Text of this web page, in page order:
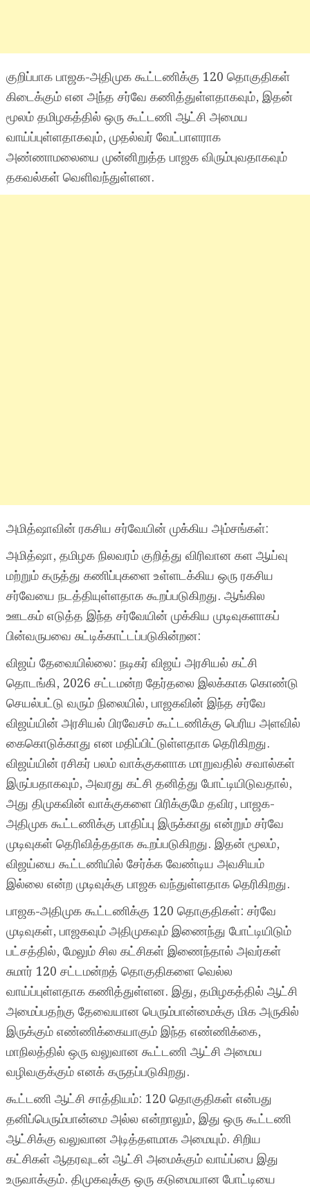
குறிப்பாக பாஜக-அதிமுக கூட்டணிக்கு 120 தொகுதிகள்
கிடைக்கும் என அந்த சர்வே கணித்துள்ளதாகவும், இதன்
மூலம் தமிழகத்தில் ஒரு கூட்டணி ஆட்சி அமைய
வாய்ப்புள்ளதாகவும், முதல்வர் வேட்பாளராக
அண்ணாமலையை முன்னிறுத்த பாஜக விரும்புவதாகவும்
தகவல்கள் வெளிவந்துள்ளன.
அமித்ஷாவின் ரகசிய சர்வேயின் முக்கிய அம்சங்கள்:
அமித்ஷா, தமிழக நிலவரம் குறித்து விரிவான கள ஆய்வு
மற்றும் கருத்து கணிப்புகளை உள்ளடக்கிய ஒரு ரகசிய
சர்வேயை நடத்தியுள்ளதாக கூறப்படுகிறது. ஆங்கில
ஊடகம் எடுத்த இந்த சர்வேயின் முக்கிய முடிவுகளாகப்
பின்வருபவை சுட்டிக்காட்டப்படுகின்றன:
விஜய் தேவையில்லை: நடிகர் விஜய் அரசியல் கட்சி
தொடங்கி, 2026 சட்டமன்ற தேர்தலை இலக்காக கொண்டு
செயல்பட்டு வரும் நிலையில், பாஜகவின் இந்த சர்வே
விஜய்யின் அரசியல் பிரவேசம் கூட்டணிக்கு பெரிய அளவில்
கைகொடுக்காது என மதிப்பிட்டுள்ளதாக தெரிகிறது.
விஜய்யின் ரசிகர் பலம் வாக்குகளாக மாறுவதில் சவால்கள்
இருப்பதாகவும், அவரது கட்சி தனித்து போட்டியிடுவதால்,
அது திமுகவின் வாக்குகளை பிரிக்குமே தவிர, பாஜக-
அதிமுக கூட்டணிக்கு பாதிப்பு இருக்காது என்றும் சர்வே
முடிவுகள் தெரிவித்ததாக கூறப்படுகிறது. இதன் மூலம்,
விஜய்யை கூட்டணியில் சேர்க்க வேண்டிய அவசியம்
இல்லை என்ற முடிவுக்கு பாஜக வந்துள்ளதாக தெரிகிறது.
பாஜக-அதிமுக கூட்டணிக்கு 120 தொகுதிகள்: சர்வே
முடிவுகள், பாஜகவும் அதிமுகவும் இணைந்து போட்டியிடும்
பட்சத்தில், மேலும் சில கட்சிகள் இணைந்தால் அவர்கள்
சுமார் 120 சட்டமன்றத் தொகுதிகளை வெல்ல
வாய்ப்புள்ளதாக கணித்துள்ளன. இது, தமிழகத்தில் ஆட்சி
அமைப்பதற்கு தேவையான பெரும்பான்மைக்கு மிக அருகில்
இருக்கும் எண்ணிக்கையாகும் இந்த எண்ணிக்கை,
மாநிலத்தில் ஒரு வலுவான கூட்டணி ஆட்சி அமைய
வழிவகுக்கும் எனக் கருதப்படுகிறது.
கூட்டணி ஆட்சி சாத்தியம்: 120 தொகுதிகள் என்பது
தனிப்பெரும்பான்மை அல்ல என்றாலும், இது ஒரு கூட்டணி
ஆட்சிக்கு வலுவான அடித்தளமாக அமையும். சிறிய
கட்சிகள் ஆதரவுடன் ஆட்சி அமைக்கும் வாய்ப்பை இது
உருவாக்கும். திமுகவுக்கு ஒரு கடுமையான போட்டியை